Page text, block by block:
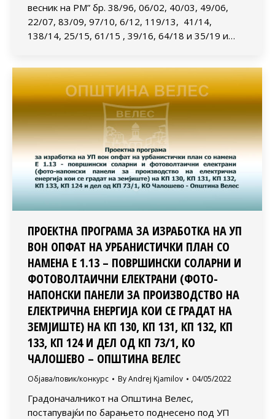
весник на РМ” бр. 38/96, 06/02, 40/03, 49/06,
22/07, 83/09, 97/10, 6/12, 119/13, 41/14,
138/14, 25/15, 61/15 , 39/16, 64/18 и 35/19 и…
ПРОЕКТНА ПРОГРАМА ЗА ИЗРАБОТКА НА УП
ВОН ОПФАТ НА УРБАНИСТИЧКИ ПЛАН СО
НАМЕНА Е 1.13 – ПОВРШИНСКИ СОЛАРНИ И
ФОТОВОЛТАИЧНИ ЕЛЕКТРАНИ (ФОТО-
НАПОНСКИ ПАНЕЛИ ЗА ПРОИЗВОДСТВО НА
ЕЛЕКТРИЧНА ЕНЕРГИЈА КОИ СЕ ГРАДАТ НА
ЗЕМЈИШТЕ) НА КП 130, КП 131, КП 132, КП
133, КП 124 И ДЕЛ ОД КП 73/1, КО
ЧАЛОШЕВО – ОПШТИНА ВЕЛЕС
Објава/повик/конкурс ByAndrej Kjamilov 04/05/2022
Градоначалникот на Општина Велес,
постапувајќи по барањето поднесено под УП